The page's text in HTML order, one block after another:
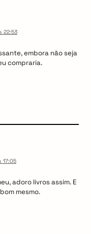
22:53
embora não seja
compraria.
17:05
adoro livros assim. E
mesmo.